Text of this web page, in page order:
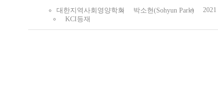
대한지역사회영양학회 박소현(Sohyun Park)
2021
KCI등재